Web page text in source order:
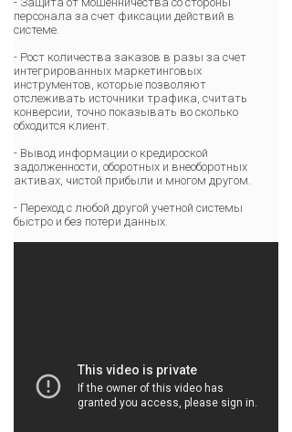
персонала за счет фиксации действий в
системе.
- Рост количества заказов в разы за счет
интегрированных маркетинговых
инструментов, которые позволяют
отслеживать источники трафика, считать
конверсии, точно показывать во сколько
обходится клиент.
- Вывод информации о кредироской
задолженности, оборотных и внеоборотных
активах, чистой прибыли и многом другом.
- Переход с любой другой учетной системы
быстро и без потери данных.